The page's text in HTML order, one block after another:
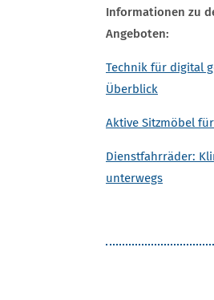
Informationen zu
Angeboten:
Technik für digital
Überblick
Aktive Sitzmöbel
Dienstfahrräder:
unterwegs